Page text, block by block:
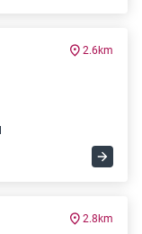
2.6km
2.8km